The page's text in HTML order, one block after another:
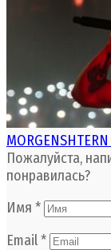
Пожалуйста,
понравилась?
Имя *
Email*